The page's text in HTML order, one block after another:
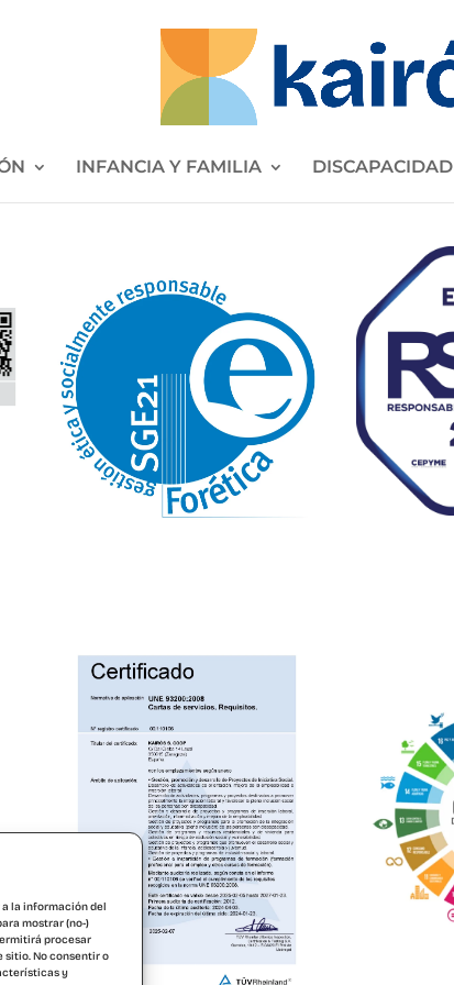
la información del
mostrar (no-)
procesar
sitio. No consentir o
y
INFANCIA Y FAMILIA DISCAPACIDAD